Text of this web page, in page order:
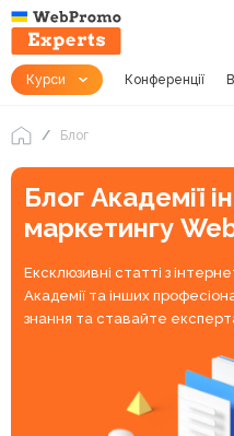
Курси Конференції
Блог
Блог Академії
маркетингу
Ексклюзивні статті з
Академії та інших
знання та ставайте